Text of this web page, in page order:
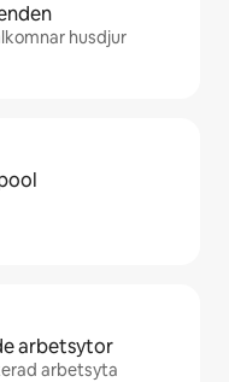
husdjur
arbetsytor
arbetsyta